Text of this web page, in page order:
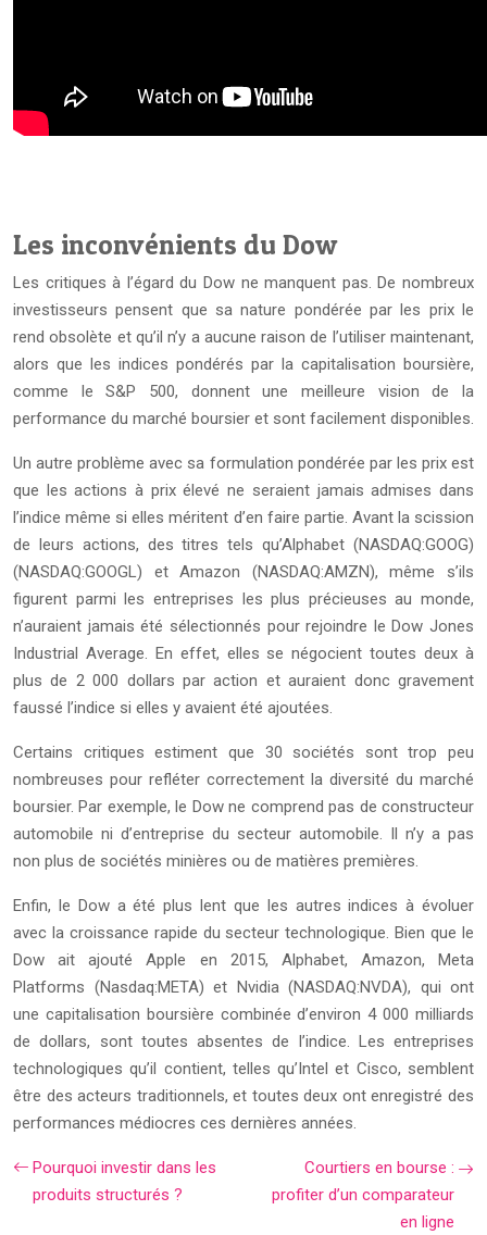
Les inconvénients du Dow
Les critiques à l’égard du Dow ne manquent pas. De nombreux
investisseurs pensent que sa nature pondérée par les prix le
rend obsolète et qu’il n’y a aucune raison de l’utiliser maintenant,
alors que les indices pondérés par la capitalisation boursière,
comme le S&P 500, donnent une meilleure vision de la
performance du marché boursier et sont facilement disponibles.
Un autre problème avec sa formulation pondérée par les prix est
que les actions à prix élevé ne seraient jamais admises dans
l’indice même si elles méritent d’en faire partie. Avant la scission
de leurs actions, des titres tels qu’Alphabet (NASDAQ:GOOG)
(NASDAQ:GOOGL) et Amazon (NASDAQ:AMZN), même s’ils
figurent parmi les entreprises les plus précieuses au monde,
n’auraient jamais été sélectionnés pour rejoindre le Dow Jones
Industrial Average. En effet, elles se négocient toutes deux à
plus de 2 000 dollars par action et auraient donc gravement
faussé l’indice si elles y avaient été ajoutées.
Certains critiques estiment que 30 sociétés sont trop peu
nombreuses pour refléter correctement la diversité du marché
boursier. Par exemple, le Dow ne comprend pas de constructeur
automobile ni d’entreprise du secteur automobile. Il n’y a pas
non plus de sociétés minières ou de matières premières.
Enfin, le Dow a été plus lent que les autres indices à évoluer
avec la croissance rapide du secteur technologique. Bien que le
Dow ait ajouté Apple en 2015, Alphabet, Amazon, Meta
Platforms (Nasdaq:META) et Nvidia (NASDAQ:NVDA), qui ont
une capitalisation boursière combinée d’environ 4 000 milliards
de dollars, sont toutes absentes de l’indice. Les entreprises
technologiques qu’il contient, telles qu’Intel et Cisco, semblent
être des acteurs traditionnels, et toutes deux ont enregistré des
performances médiocres ces dernières années.
Pourquoi investir dans les
produits structurés ?
Courtiers en bourse :
profiter d’un comparateur
en ligne